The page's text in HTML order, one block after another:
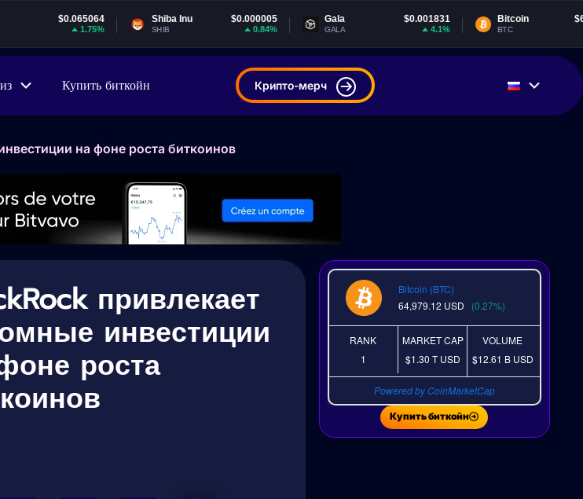
Shiba Inu $0.000005
SHIB
Gala $0.001831
GALA
Bitcoin $64,979.12
BTC
Купить биткойн Крипто-мерч
на фоне роста биткоинов
привлекает
инвестиции
роста
Bitcoin (BTC)
64,979.12 USD (0.27%)
RANK
1
MARKET CAP
$1.30 TUSD
VOLUME
$12.61 B USD
Powered by CoinMarketCap
Купить биткойн